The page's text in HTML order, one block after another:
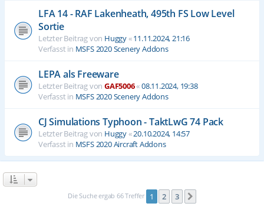
LFA 14 - RAF Lakenheath, 495th FS Low Level
Sortie
Letzter Beitrag von Huggy«11.11.2024, 21:16
Verfasst in MSFS 2020 Scenery Addons
LEPA als Freeware
Letzter Beitrag von GAF5006«08.11.2024, 19:38
Verfasst in MSFS 2020 Scenery Addons
CJ Simulations Typhoon - TaktLwG 74 Pack
Letzter Beitrag von Huggy«20.10.2024, 14:57
Verfasst in MSFS 2020 Aircraft Addons
Die Suche ergab 66 Treffer 1 2 3